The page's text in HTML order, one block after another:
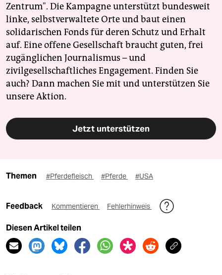
Zentrum". Die Kampagne unterstützt bundesweit
linke, selbstverwaltete Orte und baut einen
solidarischen Fonds für deren Schutz und Erhalt
auf. Eine offene Gesellschaft braucht guten, frei
zugänglichen Journalismus – und
zivilgesellschaftliches Engagement. Finden Sie
auch? Dann machen Sie mit und unterstützen Sie
unsere Aktion.
Jetzt unterstützen
Themen #Pferdefleisch #Pferde #USA
Feedback Kommentieren Fehlerhinweis
Diesen Artikel teilen